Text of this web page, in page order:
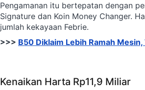
Pengamanan itu bertepatan dengan
Signature dan Koin Money Changer.
jumlah kekayaan Febrie.
>>> B50 Diklaim Lebih Ramah
Kenaikan Harta Rp11,9 Miliar